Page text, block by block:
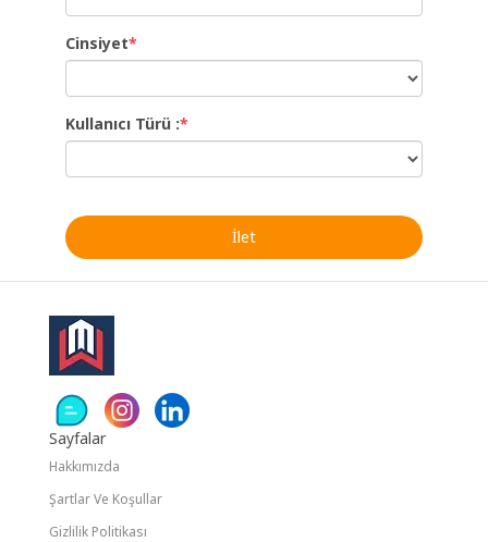
Cinsiyet*
Kullanıcı Türü :*
Sayfalar
Hakkımızda
Şartlar Ve Koşullar
Gizlilik Politikası